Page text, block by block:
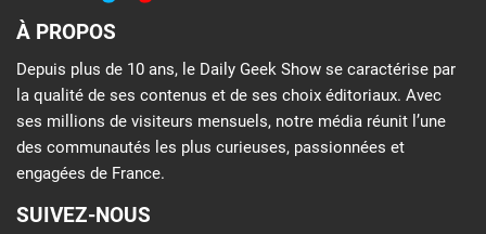
À PROPOS
Depuis plus de 10 ans, le Daily Geek Show se caractérise par
la qualité de ses contenus et de ses choix éditoriaux. Avec
ses millions de visiteurs mensuels, notre média réunit l’une
des communautés les plus curieuses, passionnées et
engagées de France.
SUIVEZ-NOUS